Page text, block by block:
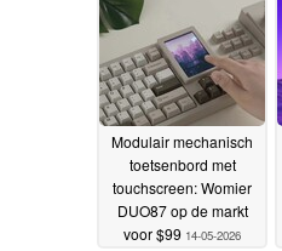
Modulair mechanisch
toetsenbord met
touchscreen: Womier
DUO87 op de markt
voor $99 14-05-2026